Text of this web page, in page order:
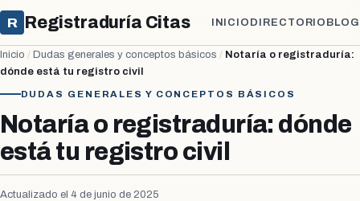
R Registraduría Citas INICIO DIRECTORIO BLOG
Inicio / Dudas generales y conceptos básicos / Notaría o registraduría:
dónde está tu registro civil
DUDAS GENERALES Y CONCEPTOS BÁSICOS
Notaría o registraduría: dónde
está tu registro civil
Actualizado el 4 de junio de 2025